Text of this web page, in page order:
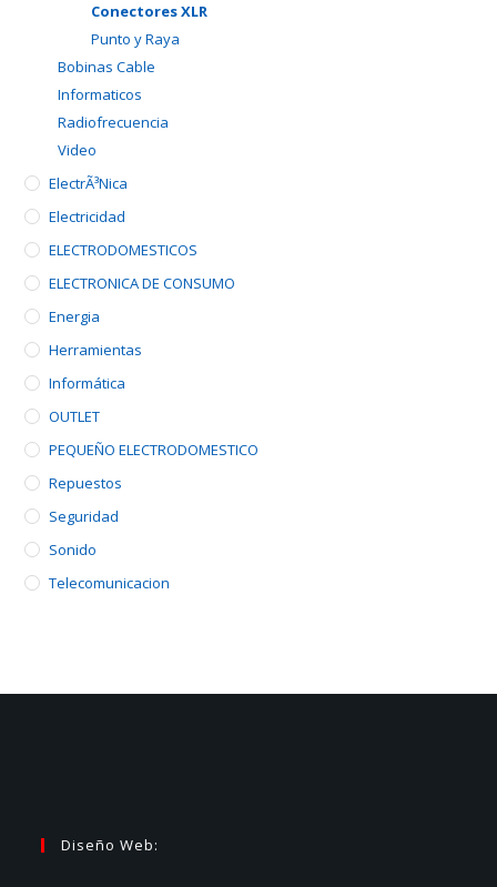
Conectores XLR
Punto y Raya
Bobinas Cable
Informaticos
Radiofrecuencia
Video
ElectrÃ³nica
Electricidad
ELECTRODOMESTICOS
ELECTRONICA DE CONSUMO
Energia
Herramientas
Informática
OUTLET
PEQUEÑO ELECTRODOMESTICO
Repuestos
Seguridad
Sonido
Telecomunicacion
Diseño Web: